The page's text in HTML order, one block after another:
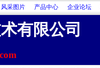
风采图片 产品中心 企业论坛
有限公司